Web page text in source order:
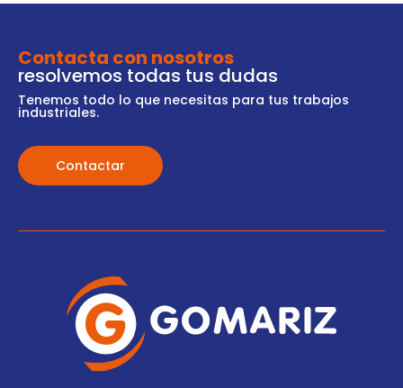
Contacta con nosotros
resolvemos todas tus dudas
Tenemos todo lo que necesitas para tus trabajos
industriales.
Contactar